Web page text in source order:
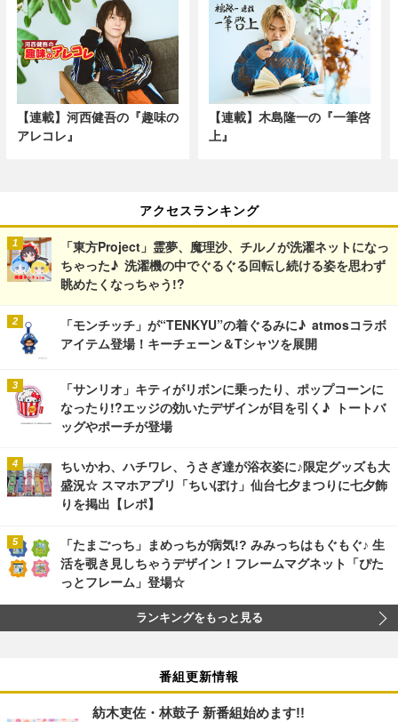
【連載】河西健吾の『趣味の
アレコレ』
【連載】木島隆一の『一筆啓
上』
アクセスランキング
「東方Project」霊夢、魔理沙、チルノが洗濯ネットになっ
ちゃった♪ 洗濯機の中でぐるぐる回転し続ける姿を思わず
眺めたくなっちゃう!?
「モンチッチ」が“TENKYU”の着ぐるみに♪ atmosコラボ
アイテム登場！キーチェーン＆Tシャツを展開
「サンリオ」キティがリボンに乗ったり、ポップコーンに
なったり!?エッジの効いたデザインが目を引く♪ トートバ
ッグやポーチが登場
ちいかわ、ハチワレ、うさぎ達が浴衣姿に♪限定グッズも大
盛況☆ スマホアプリ「ちいぽけ」仙台七夕まつりに七夕飾
りを掲出【レポ】
「たまごっち」まめっちが病気!? みみっちはもぐもぐ♪ 生
活を覗き見しちゃうデザイン！フレームマグネット「ぴた
っとフレーム」登場☆
ランキングをもっと見る
番組更新情報
紡木吏佐・林鼓子 新番組始めます!!